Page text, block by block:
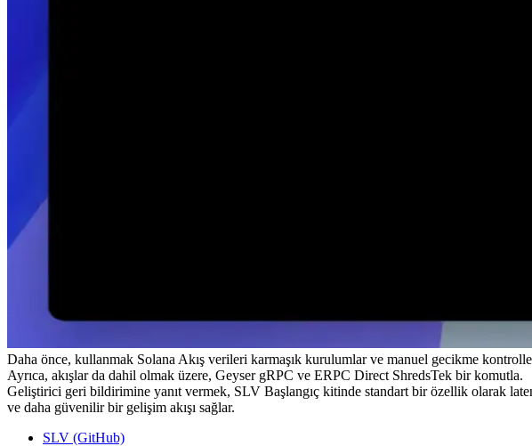
Daha önce, kullanmak Solana Akış verileri karmaşık kurulumlar ve manuel gecikme
Ayrıca, akışlar da dahil olmak üzere, Geyser gRPC ve ERPC Direct ShredsTek bir komutla.
Geliştirici geri bildirimine yanıt vermek, SLV Başlangıç kitinde standart bir özellik olarak
ve daha güvenilir bir gelişim akışı sağlar.
SLV (GitHub)